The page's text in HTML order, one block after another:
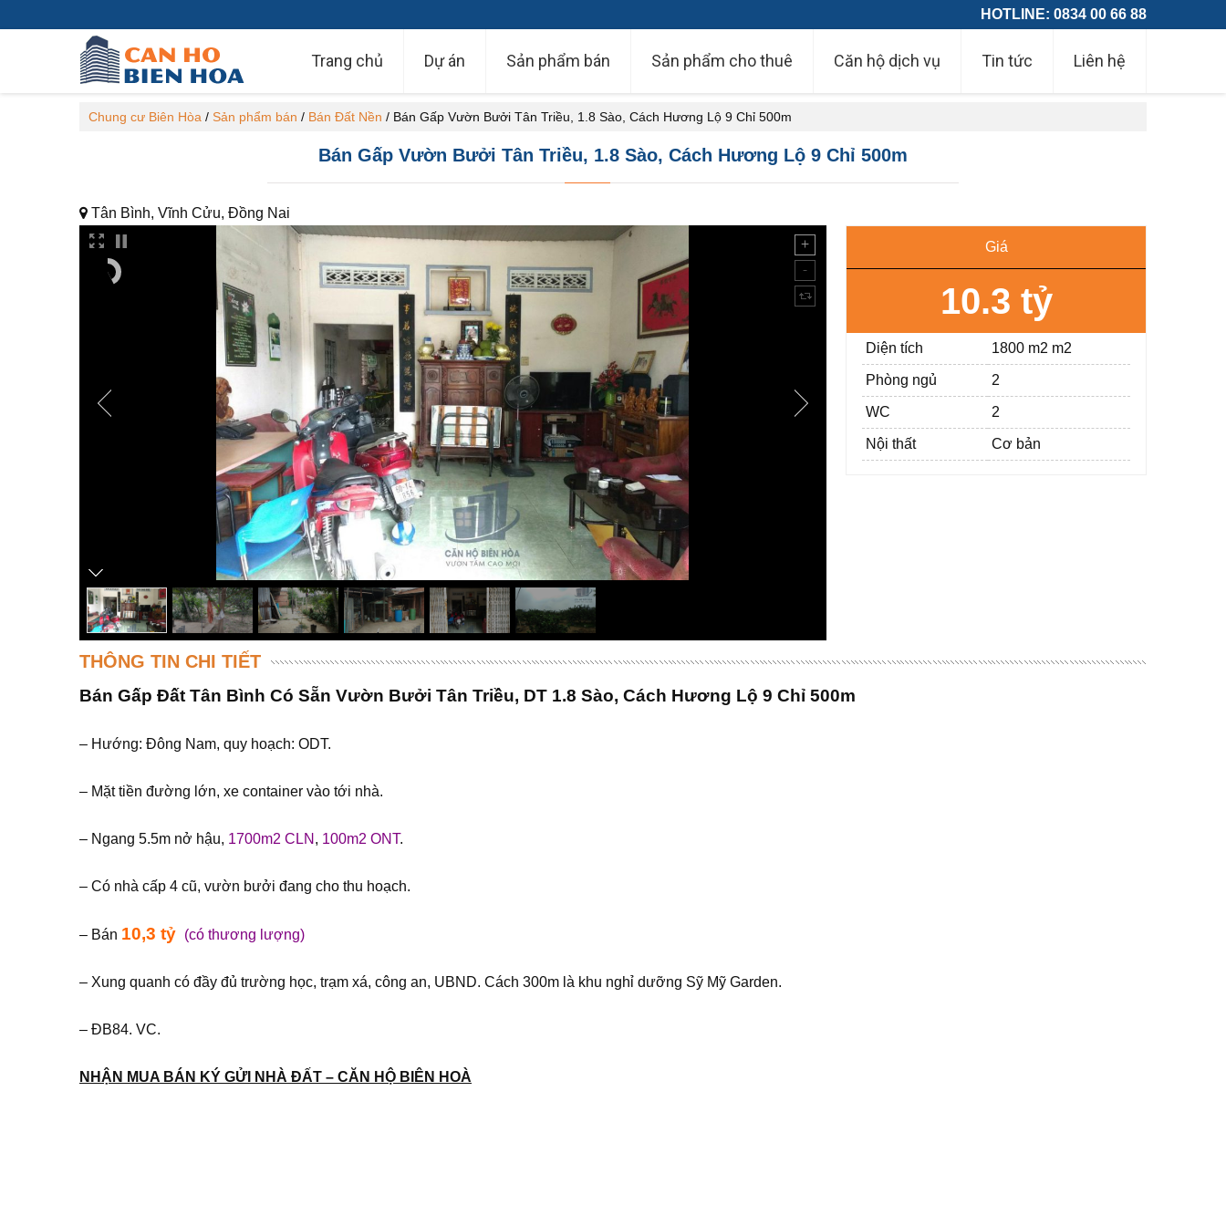
HOTLINE: 0834 00 66 88
Trang chủ Dự án Sản phẩm bán Sản phẩm cho thuê Căn hộ dịch vụ Tin tức Liên hệ
Chung cư Biên Hòa / Sản phẩm bán / Bán Đất Nền / Bán Gấp Vườn Bưởi Tân Triều, 1.8 Sào, Cách Hương Lộ 9 Chỉ 500m
Bán Gấp Vườn Bưởi Tân Triều, 1.8 Sào, Cách Hương Lộ 9 Chỉ 500m
Tân Bình, Vĩnh Cửu, Đồng Nai
Giá
10.3 tỷ
Diện tích 1800 m2 m2
Phòng ngủ 2
WC 2
Nội thất Cơ bản
THÔNG TIN CHI TIẾT
Bán Gấp Đất Tân Bình Có Sẵn Vườn Bưởi Tân Triều, DT 1.8 Sào, Cách Hương Lộ 9 Chỉ 500m
– Hướng: Đông Nam, quy hoạch: ODT.
– Mặt tiền đường lớn, xe container vào tới nhà.
– Ngang 5.5m nở hậu, 1700m2 CLN , 100m2 ONT.
– Có nhà cấp 4 cũ, vườn bưởi đang cho thu hoạch.
– Bán 10,3 tỷ (có thương lượng)
– Xung quanh có đầy đủ trường học, trạm xá, công an, UBND. Cách 300m là khu nghỉ dưỡng Sỹ Mỹ Garden.
– ĐB84. VC.
NHẬN MUA BÁN KÝ GỬI NHÀ ĐẤT – CĂN HỘ BIÊN HOÀ